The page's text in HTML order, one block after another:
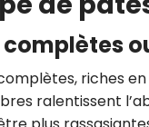
riches
ralentissent